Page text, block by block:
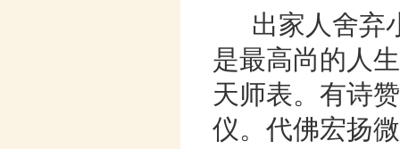
出家人舍弃
是最高尚的人
天师表。有诗
仪。代佛宏扬